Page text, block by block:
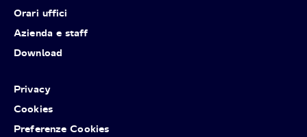
Orari uffici
Azienda e staff
Download
Privacy
Cookies
Preferenze Cookies